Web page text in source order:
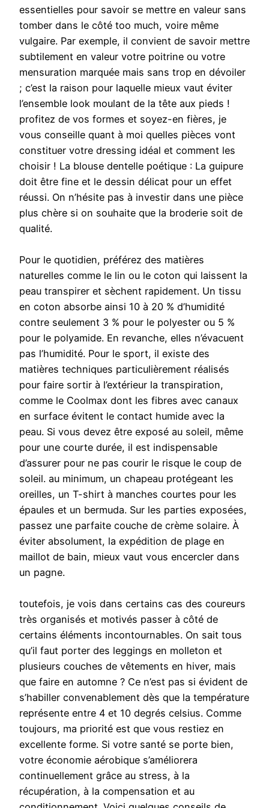
essentielles pour savoir se mettre en valeur sans
tomber dans le côté too much, voire même
vulgaire. Par exemple, il convient de savoir mettre
subtilement en valeur votre poitrine ou votre
mensuration marquée mais sans trop en dévoiler
; c’est la raison pour laquelle mieux vaut éviter
l’ensemble look moulant de la tête aux pieds !
profitez de vos formes et soyez-en fières, je
vous conseille quant à moi quelles pièces vont
constituer votre dressing idéal et comment les
choisir ! La blouse dentelle poétique : La guipure
doit être fine et le dessin délicat pour un effet
réussi. On n’hésite pas à investir dans une pièce
plus chère si on souhaite que la broderie soit de
qualité.
Pour le quotidien, préférez des matières
naturelles comme le lin ou le coton qui laissent la
peau transpirer et sèchent rapidement. Un tissu
en coton absorbe ainsi 10 à 20 % d’humidité
contre seulement 3 % pour le polyester ou 5 %
pour le polyamide. En revanche, elles n’évacuent
pas l’humidité. Pour le sport, il existe des
matières techniques particulièrement réalisés
pour faire sortir à l’extérieur la transpiration,
comme le Coolmax dont les fibres avec canaux
en surface évitent le contact humide avec la
peau. Si vous devez être exposé au soleil, même
pour une courte durée, il est indispensable
d’assurer pour ne pas courir le risque le coup de
soleil. au minimum, un chapeau protégeant les
oreilles, un T-shirt à manches courtes pour les
épaules et un bermuda. Sur les parties exposées,
passez une parfaite couche de crème solaire. À
éviter absolument, la expédition de plage en
maillot de bain, mieux vaut vous encercler dans
un pagne.
toutefois, je vois dans certains cas des coureurs
très organisés et motivés passer à côté de
certains éléments incontournables. On sait tous
qu’il faut porter des leggings en molleton et
plusieurs couches de vêtements en hiver, mais
que faire en automne ? Ce n’est pas si évident de
s’habiller convenablement dès que la température
représente entre 4 et 10 degrés celsius. Comme
toujours, ma priorité est que vous restiez en
excellente forme. Si votre santé se porte bien,
votre économie aérobique s’améliorera
continuellement grâce au stress, à la
récupération, à la compensation et au